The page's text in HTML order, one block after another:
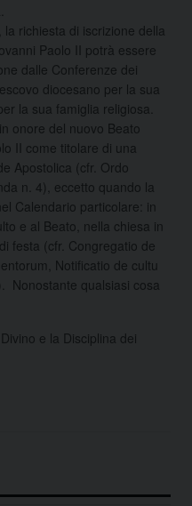
richiesta di iscrizione della
Paolo II potrà essere
dalle Conferenze dei
diocesano per la sua
la sua famiglia religiosa.
onore del nuovo Beato
II come titolare di una
Apostolica (cfr. Ordo
n. 4), eccetto quando la
Calendario particolare: in
e al Beato, nella chiesa in
festa (cfr. Congregatio de
Notificatio de cultu
Nonostante qualsiasi cosa
e la Disciplina dei